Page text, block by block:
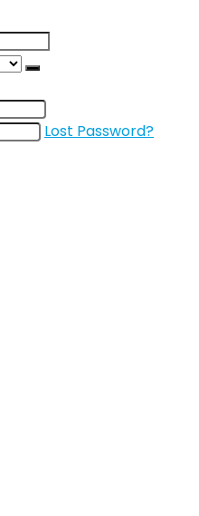
Lost Password?